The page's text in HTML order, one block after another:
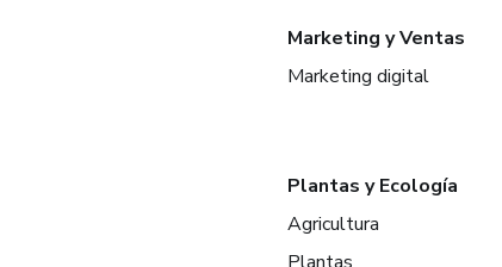
Marketing y Ventas
Marketing digital
Plantas y Ecología
Agricultura